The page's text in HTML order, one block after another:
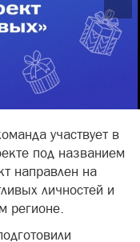
участвует в
под названием
направлен на
личностей и
регионе.